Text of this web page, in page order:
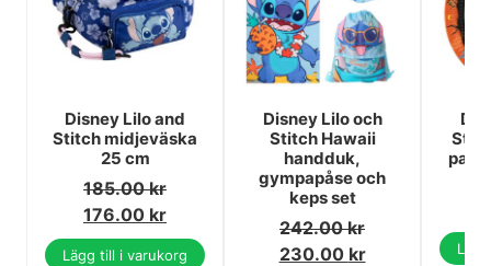
Disney Lilo and
Stitch midjeväska
25 cm
185.00kr
176.00 kr
Lägg till i varukorg
Disney Lilo och
Stitch Hawaii
handduk,
gympapåse och
keps set
242.00kr
230.00 kr